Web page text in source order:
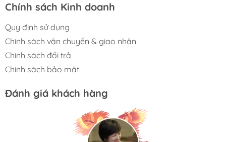
Chính sách Kinh doanh
Quy định sử dụng
Chính sách vận chuyển & giao nhận
Chính sách đổi trả
Chính sách bảo mật
Đánh giá khách hàng